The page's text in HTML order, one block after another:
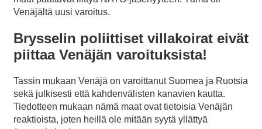
Venäjältä uusi varoitus.
Brysselin poliittiset villakoirat eivät
piittaa Venäjän varoituksista!
Tassin mukaan Venäjä on varoittanut Suomea ja Ruotsia
sekä julkisesti että kahdenvälisten kanavien kautta.
Tiedotteen mukaan nämä maat ovat tietoisia Venäjän
reaktioista, joten heillä ole mitään syytä yllättyä